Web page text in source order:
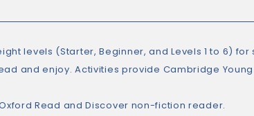
levels (Starter, Beginner, and Levels 1 to 6) for
and enjoy. Activities provide Cambridge
Read and Discover non-fiction reader.